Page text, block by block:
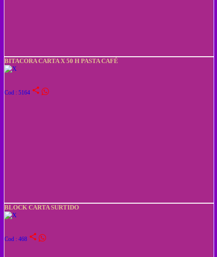
BITACORA CARTA X 50 H PASTA CAFÉ
Cod : 5164 share
BLOCK CARTA SURTIDO
Cod : 468 share